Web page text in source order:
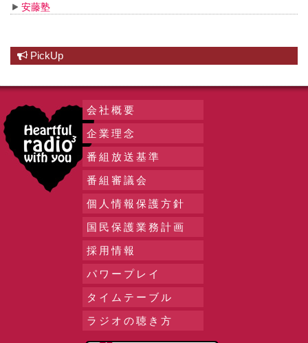
安藤塾
PickUp
会社概要
企業理念
番組放送基準
番組審議会
個人情報保護方針
国民保護業務計画
採用情報
パワープレイ
タイムテーブル
ラジオの聴き方